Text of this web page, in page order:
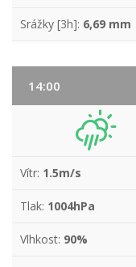
Srážky [3h]: 6,69 mm
14:00
Vítr: 1.5m/s
Tlak: 1004hPa
Vlhkost: 90%